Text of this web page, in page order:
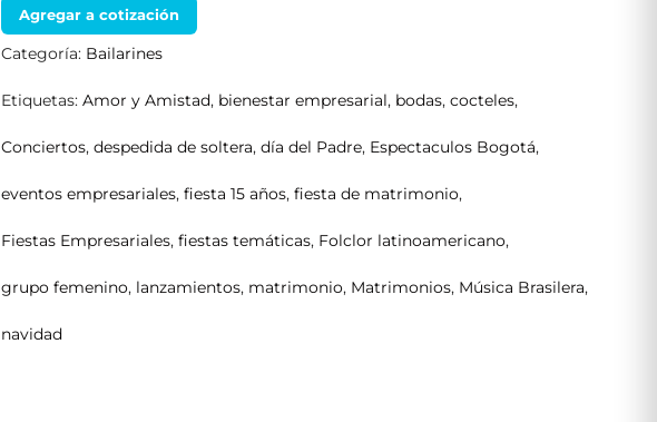
Agregar a cotización
Categoría: Bailarines
Etiquetas:Amor y Amistad, bienestar empresarial, bodas,cocteles,
Conciertos,despedida de soltera,día del Padre, Espectaculos Bogotá,
eventos empresariales,fiesta 15 años,fiesta de matrimonio,
Fiestas Empresariales,fiestas temáticas, Folclor latinoamericano,
grupo femenino, lanzamientos, matrimonio, Matrimonios, Música Brasilera,
navidad